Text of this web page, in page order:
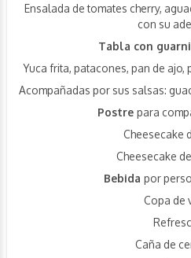
Ensalada de tomates cherry,
con su
Tabla con
Yuca frita, patacones, pan de ajo,
Acompañadas por sus salsas:
Postre para
Cheesecake
Cheesecake
Bebida por
Copa de
Caña de